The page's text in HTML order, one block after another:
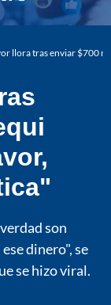
llora tras enviar $700
son
dinero", se
se hizo viral.